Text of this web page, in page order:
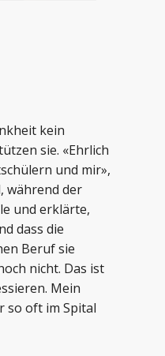
kein
sie. «Ehrlich
und mir»,
während der
und erklärte,
dass die
Beruf sie
nicht. Das ist
Mein
so oft im Spital